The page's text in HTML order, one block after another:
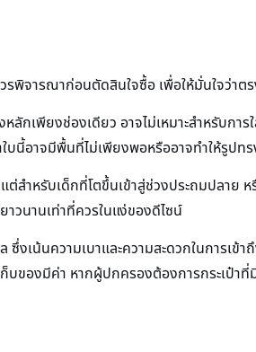
จารณาก่อนตัดสินใจซื้อ เพื่อให้มั่นใจว่า
ลักเพียงช่องเดียว อาจไม่เหมาะสำหรับก
นี้อาจมีพื้นที่ไม่เพียงพอหรืออาจทำให้รูปทร
สำหรับเด็กที่โตขึ้นเข้าสู่ช่วงประถมปลาย
าวนานเท่าที่ควรในแง่ของดีไซน์
งเน้นความเบาและความสะดวกในการเ
องมีค่า หากผู้ปกครองต้องการกระเป๋าที่